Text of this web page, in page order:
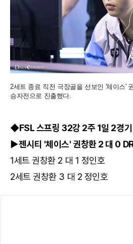
2세트 종료 직전 극장골을 선보인 '체이스'
승자전으로 진출했다.
◆FSL 스프링 32강 2주 1일 2경기
▶젠시티 '체이스' 권창환 2 대 0
1세트 권창환 2 대 1 정인호
2세트 권창환 3 대 2 정인호